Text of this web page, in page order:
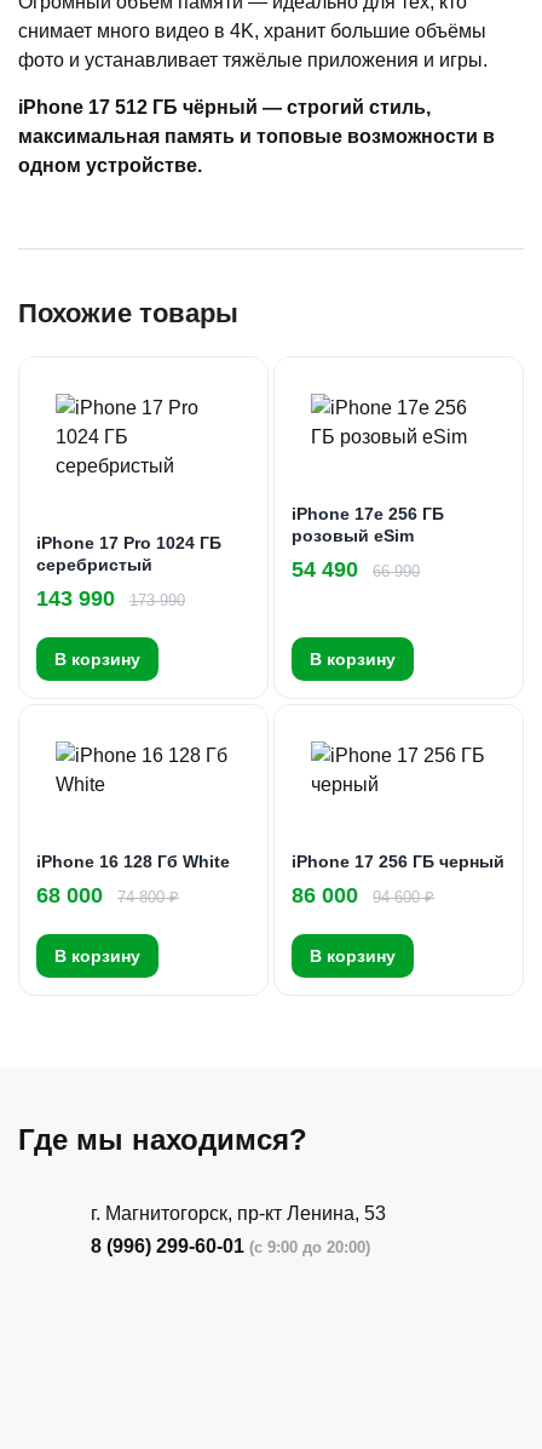
снимает много видео в 4K, хранит большие объёмы
фото и устанавливает тяжёлые приложения и игры.
iPhone 17 512 ГБ чёрный — строгий стиль,
максимальная память и топовые возможности в
одном устройстве.
Похожие товары
iPhone 17 Pro 1024 ГБ
серебристый
143 990 173 990
В корзину
iPhone 17e 256 ГБ
розовый eSim
54 490 66 990
В корзину
iPhone 16 128 Гб White
68 000 74 800 ₽
В корзину
iPhone 17 256 ГБ черный
86 000 94 600 ₽
В корзину
Где мы находимся?
г. Магнитогорск, пр-кт Ленина, 53
8 (996) 299-60-01 (с 9:00 до 20:00)